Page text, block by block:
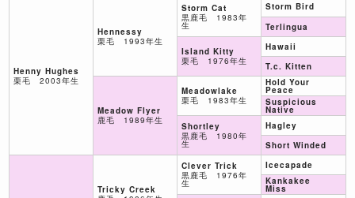
Henny Hughes
栗毛 2003年生
Hennessy
栗毛 1993年生
Meadow Flyer
鹿毛 1989年生
Tricky Creek
Storm Cat
黒鹿毛 1983年
生
Island Kitty
栗毛 1976年生
Meadowlake
栗毛 1983年生
Shortley
黒鹿毛 1980年
生
Clever Trick
黒鹿毛 1976年
生
Storm Bird
Terlingua
Hawaii
T.c. Kitten
Hold Your
Peace
Suspicious
Native
Hagley
Short Winded
Icecapade
Kankakee
Miss